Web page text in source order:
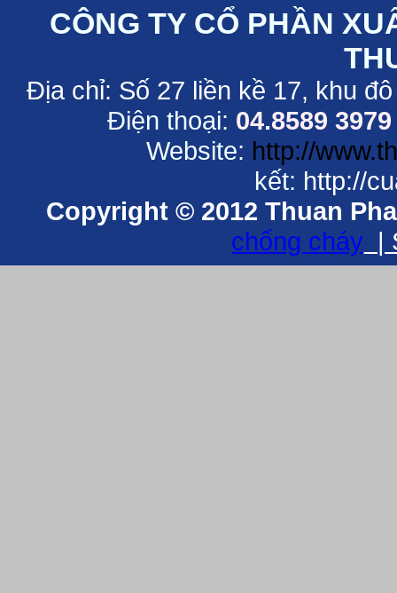
CÔNG TY CỔ PHẦN
Địa chỉ: Số 27 liền kề 17, khu
Điện thoại: 04.8589 3979
Website: http://
kết: http://
Copyright © 2012 Thuan
chống cháy |